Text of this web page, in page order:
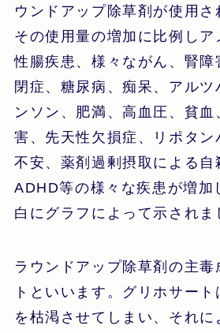
ウンドアップ除草剤が使用さ
その使用量の増加に比例しア
性腸疾患、様々ながん、腎障
閉症、糖尿病、痴呆、アルツ
ンソン、肥満、高血圧、貧
害、先天性欠損症、リポタン
不安、薬剤過剰摂取による自
ADHD等の様々な疾患が増加
白にグラフによって示されま
ラウンドアップ除草剤の主毒
トといいます。グリホサー
を枯渇させてしまい、それに